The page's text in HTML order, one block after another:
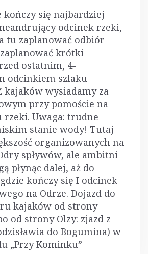
kończy się najbardziej
odcinek rzeki,
tu zaplanować odbiór
krótki
ostatnim, 4-
odcinkiem szlaku
kajaków wysiadamy za
przy pomoście na
Uwaga: trudne
stanie wody! Tutaj
organizowanych na
spływów, ale ambitni
płynąc dalej, aż do
kończy się I odcinek
na Odrze. Dojazd do
kajaków od strony
od strony Olzy: zjazd z
do Bogumina) w
„Przy Kominku”